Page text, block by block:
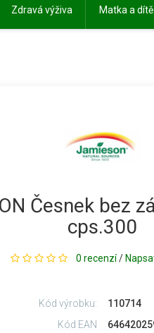
Zdravá výživa Matka a dítě
Česnek bez
cps.300
0 recenzí/
Kód výrobku:
110714
Kód EAN